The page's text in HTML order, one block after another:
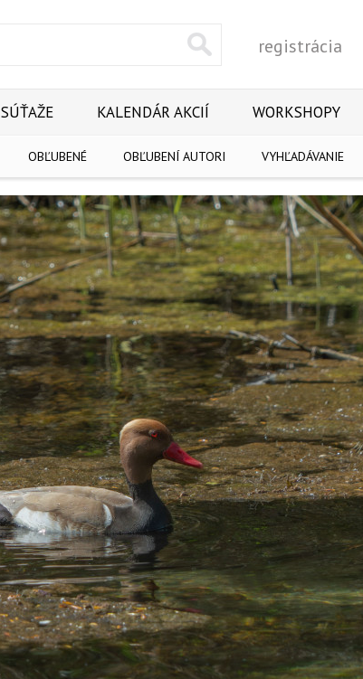
Vyhľadať
registrácia
OBĽUBENÉ OBĽUBENÍ AUTORI VYHĽADÁVANIE
SÚŤAŽE KALENDÁR AKCIÍ WORKSHOPY